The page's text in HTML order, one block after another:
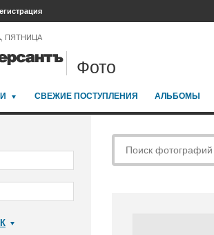
ПЯТНИЦА
Фото
СВЕЖИЕ ПОСТУПЛЕНИЯ АЛЬБОМЫ